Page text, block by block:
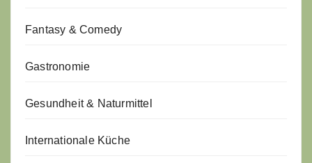
Fantasy & Comedy
Gastronomie
Gesundheit & Naturmittel
Internationale Küche